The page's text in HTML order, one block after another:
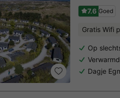
7.6 Goed
Gratis Wifi
Op
Dagje